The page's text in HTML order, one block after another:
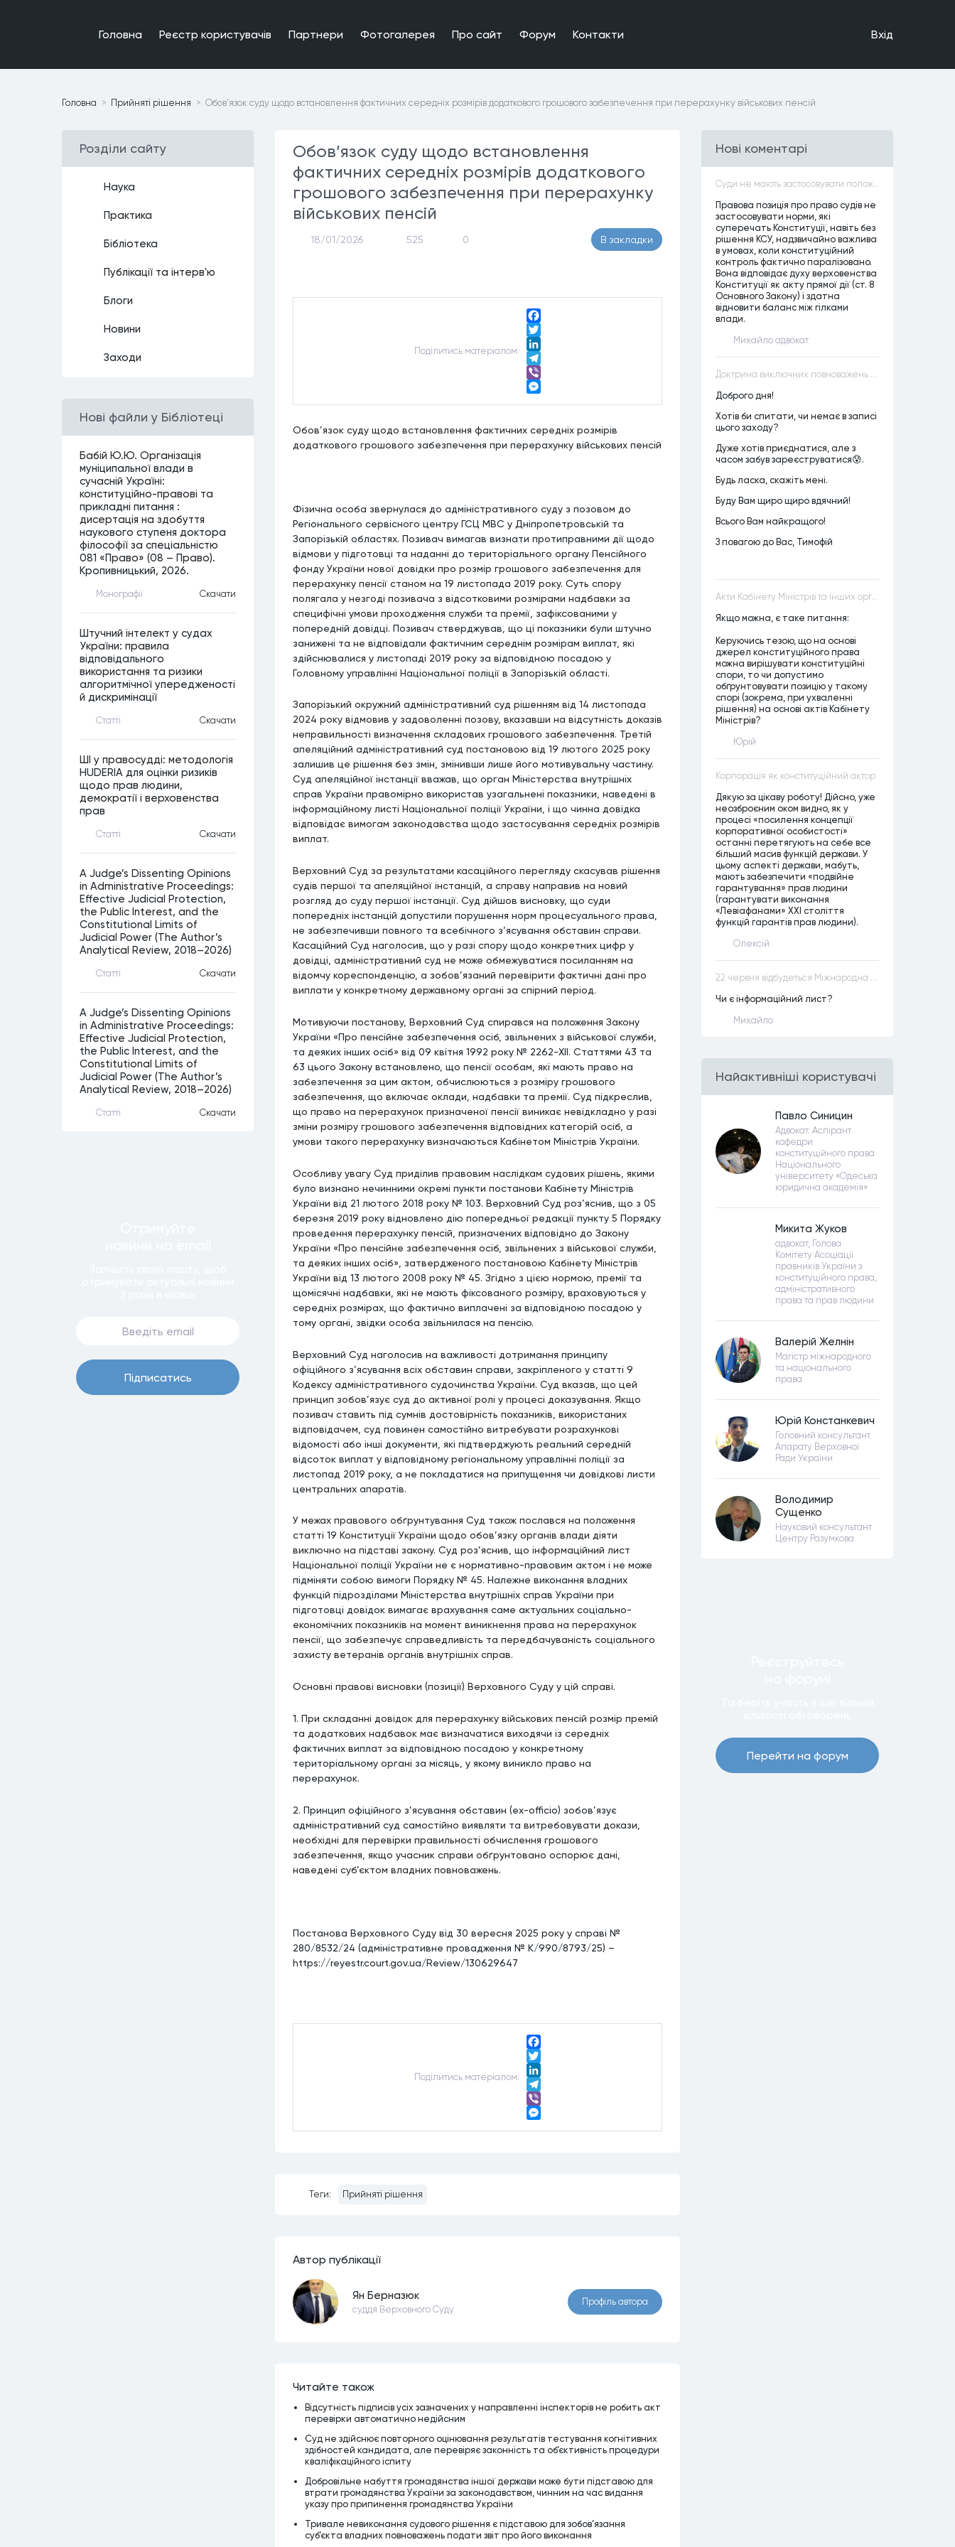
Головна Реєстр користувачiв Партнери Фотогалерея Про сайт Форум Контакти Вхiд
Головна Прийнятi рiшення Обов’язок суду щодо встановлення фактичних середніх розмірів додаткового грошового забезпечення при перерахунку військових пенсій
Роздiли сайту
Наука
Практика
Бiблiотека
Публiкацiї та iнтерв'ю
Блоги
Новини
Заходи
Нові файли у Бібліотеці
Бабій Ю.Ю. Організація
муніципальної влади в
сучасній Україні:
конституційно-правові та
прикладні питання :
дисертація на здобуття
наукового ступеня доктора
філософії за спеціальністю
081 «Право» (08 – Право).
Кропивницький, 2026.
Монографiї Скачати
Штучний інтелект у судах
України: правила
відповідального
використання та ризики
алгоритмічної упередженості
й дискримінації
Статтi Скачати
ШІ у правосудді: методологія
HUDERIA для оцінки ризиків
щодо прав людини,
демократії і верховенства
прав
Статтi Скачати
A Judge’s Dissenting Opinions
in Administrative Proceedings:
Effective Judicial Protection,
the Public Interest, and the
Constitutional Limits of
Judicial Power (The Author’s
Analytical Review, 2018–2026)
Статтi Скачати
A Judge’s Dissenting Opinions
in Administrative Proceedings:
Effective Judicial Protection,
the Public Interest, and the
Constitutional Limits of
Judicial Power (The Author’s
Analytical Review, 2018–2026)
Статтi Скачати
Пiдписатись
Обов’язок суду щодо встановлення
фактичних середніх розмірів додаткового
грошового забезпечення при перерахунку
військових пенсій
18/01/2026 525 0 В закладки
Подiлитись матерiалом:
Facebook
Twitter
LinkedIn
Telegram
Viber
Обов’язок суду щодо встановлення фактичних середніх розмірів
додаткового грошового забезпечення при перерахунку військових пенсій
Фізична особа звернулася до адміністративного суду з позовом до
Регіонального сервісного центру ГСЦ МВС у Дніпропетровській та
Запорізькій областях. Позивач вимагав визнати протиправними дії щодо
відмови у підготовці та наданні до територіального органу Пенсійного
фонду України нової довідки про розмір грошового забезпечення для
перерахунку пенсії станом на 19 листопада 2019 року. Суть спору
полягала у незгоді позивача з відсотковими розмірами надбавки за
специфічні умови проходження служби та премії, зафіксованими у
попередній довідці. Позивач стверджував, що ці показники були штучно
занижені та не відповідали фактичним середнім розмірам виплат, які
здійснювалися у листопаді 2019 року за відповідною посадою у
Головному управлінні Національної поліції в Запорізькій області.
Запорізький окружний адміністративний суд рішенням від 14 листопада
2024 року відмовив у задоволенні позову, вказавши на відсутність доказів
неправильності визначення складових грошового забезпечення. Третій
апеляційний адміністративний суд постановою від 19 лютого 2025 року
залишив це рішення без змін, змінивши лише його мотивувальну частину.
Суд апеляційної інстанції вважав, що орган Міністерства внутрішніх
справ України правомірно використав узагальнені показники, наведені в
інформаційному листі Національної поліції України, і що чинна довідка
відповідає вимогам законодавства щодо застосування середніх розмірів
виплат.
Верховний Суд за результатами касаційного перегляду скасував рішення
судів першої та апеляційної інстанцій, а справу направив на новий
розгляд до суду першої інстанції. Суд дійшов висновку, що суди
попередніх інстанцій допустили порушення норм процесуального права,
не забезпечивши повного та всебічного з’ясування обставин справи.
Касаційний Суд наголосив, що у разі спору щодо конкретних цифр у
довідці, адміністративний суд не може обмежуватися посиланням на
відомчу кореспонденцію, а зобов’язаний перевірити фактичні дані про
виплати у конкретному державному органі за спірний період.
Мотивуючи постанову, Верховний Суд спирався на положення Закону
України «Про пенсійне забезпечення осіб, звільнених з військової служби,
та деяких інших осіб» від 09 квітня 1992 року № 2262-ХІІ. Статтями 43 та
63 цього Закону встановлено, що пенсії особам, які мають право на
забезпечення за цим актом, обчислюються з розміру грошового
забезпечення, що включає оклади, надбавки та премії. Суд підкреслив,
що право на перерахунок призначеної пенсії виникає невідкладно у разі
зміни розміру грошового забезпечення відповідних категорій осіб, а
умови такого перерахунку визначаються Кабінетом Міністрів України.
Особливу увагу Суд приділив правовим наслідкам судових рішень, якими
було визнано нечинними окремі пункти постанови Кабінету Міністрів
України від 21 лютого 2018 року № 103. Верховний Суд роз’яснив, що з 05
березня 2019 року відновлено дію попередньої редакції пункту 5 Порядку
проведення перерахунку пенсій, призначених відповідно до Закону
України «Про пенсійне забезпечення осіб, звільнених з військової служби,
та деяких інших осіб», затвердженого постановою Кабінету Міністрів
України від 13 лютого 2008 року № 45. Згідно з цією нормою, премії та
щомісячні надбавки, які не мають фіксованого розміру, враховуються у
середніх розмірах, що фактично виплачені за відповідною посадою у
тому органі, звідки особа звільнилася на пенсію.
Верховний Суд наголосив на важливості дотримання принципу
офіційного з’ясування всіх обставин справи, закріпленого у статті 9
Кодексу адміністративного судочинства України. Суд вказав, що цей
принцип зобов’язує суд до активної ролі у процесі доказування. Якщо
позивач ставить під сумнів достовірність показників, використаних
відповідачем, суд повинен самостійно витребувати розрахункові
відомості або інші документи, які підтверджують реальний середній
відсоток виплат у відповідному регіональному управлінні поліції за
листопад 2019 року, а не покладатися на припущення чи довідкові листи
центральних апаратів.
У межах правового обґрунтування Суд також послався на положення
статті 19 Конституції України щодо обов’язку органів влади діяти
виключно на підставі закону. Суд роз’яснив, що інформаційний лист
Національної поліції України не є нормативно-правовим актом і не може
підміняти собою вимоги Порядку № 45. Належне виконання владних
функцій підрозділами Міністерства внутрішніх справ України при
підготовці довідок вимагає врахування саме актуальних соціально-
економічних показників на момент виникнення права на перерахунок
пенсії, що забезпечує справедливість та передбачуваність соціального
захисту ветеранів органів внутрішніх справ.
Основні правові висновки (позиції) Верховного Суду у цій справі.
1. При складанні довідок для перерахунку військових пенсій розмір премій
та додаткових надбавок має визначатися виходячи із середніх
фактичних виплат за відповідною посадою у конкретному
територіальному органі за місяць, у якому виникло право на
перерахунок.
2. Принцип офіційного з’ясування обставин (ex-officio) зобов’язує
адміністративний суд самостійно виявляти та витребовувати докази,
необхідні для перевірки правильності обчислення грошового
забезпечення, якщо учасник справи обґрунтовано оспорює дані,
наведені суб’єктом владних повноважень.
Постанова Верховного Суду від 30 вересня 2025 року у справі №
280/8532/24 (адміністративне провадження № К/990/8793/25) –
https://reyestr.court.gov.ua/Review/130629647
Подiлитись матерiалом:
Facebook
Twitter
LinkedIn
Telegram
Viber
Теги: Прийняті рішення
Автор публiкацiї
Ян Берназюк
суддя Верховного Суду
Профiль автора
Читайте також
Відсутність підписів усіх зазначених у направленні інспекторів не робить акт
перевірки автоматично недійсним
Суд не здійснює повторного оцінювання результатів тестування когнітивних
здібностей кандидата, але перевіряє законність та об’єктивність процедури
кваліфікаційного іспиту
Добровільне набуття громадянства іншої держави може бути підставою для
втрати громадянства України за законодавством, чинним на час видання
указу про припинення громадянства України
Тривале невиконання судового рішення є підставою для зобов’язання
суб’єкта владних повноважень подати звіт про його виконання
Нові коментарі
Суди не мають застосовувати положення законів, які не відповідають Конституції, незалежно від того, чи визнавалися вони Конституційним Судом України неконституційними, тобто закони, що суперечать Конституції України не можуть застосовуватися навіть у випадках, коли вони є чинними
Правова позиція про право судів не
застосовувати норми, які
суперечать Конституції, навіть без
рішення КСУ, надзвичайно важлива
в умовах, коли конституційний
контроль фактично паралізовано.
Вона відповідає духу верховенства
Конституції як акту прямої дії (ст. 8
Основного Закону) і здатна
відновити баланс між гілками
влади.
Михайло адвокат
Доктрина виключних повноважень VS Доктрина прихованих повноважень
Доброго дня!
Хотів би спитати, чи немає в записі
цього заходу?
Дуже хотів приєднатися, але з
часом забув зареєструватися😰.
Будь ласка, скажіть мені.
Буду Вам щиро щиро вдячний!
Всього Вам найкращого!
З повагою до Вас, Тимофій
Акти Кабінету Міністрів та інших органів державної влади як джерела конституційного права
Якщо можна, є таке питання:
Керуючись тезою, що на основі
джерел конституційного права
можна вирішувати конституційні
спори, то чи допустимо
обґрунтовувати позицію у такому
спорі (зокрема, при ухваленні
рішення) на основі актів Кабінету
Міністрів?
Юрій
Корпорація як конституційний актор
Дякую за цікаву роботу! Дійсно, уже
неозброєним оком видно, як у
процесі «посилення концепції
корпоративної особистості»
останні перетягують на себе все
більший масив функцій держави. У
цьому аспекті держави, мабуть,
мають забезпечити «подвійне
гарантування» прав людини
(гарантувати виконання
«Левіафанами» ХХІ століття
функцій гарантів прав людини).
Олексій
22 червня відбудеться Міжнародна науково-практична конференція “Конституційна демократія в умовах загроз територіальній цілісності та національній безпеці”
Чи є інформаційний лист?
Михайло
Найактивнiшi користувачi
Павло Синицин
Адвокат. Аспірант
кафедри
конституційного права
Національного
університету «Одеська
юридична академія»
Микита Жуков
адвокат, Голова
Комітету Асоціації
правників України з
конституційного права,
адміністративного
права та прав людини
Валерій Желнін
Магістр міжнародного
та національного
права
Юрій Констанкевич
Головний консультант
Апарату Верховної
Ради України
Володимир
Сущенко
Науковий консультант
Центру Разумкова
Перейти на форум